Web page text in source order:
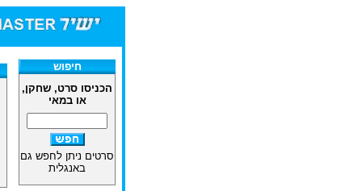
חיפוש
הכניסו סרט, שחקן,
או במאי
סרטים ניתן לחפש גם
באנגלית